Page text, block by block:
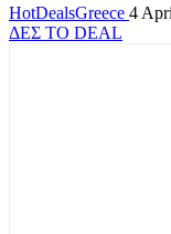
HotDealsGreece 4
ΔΕΣ ΤΟ DEAL